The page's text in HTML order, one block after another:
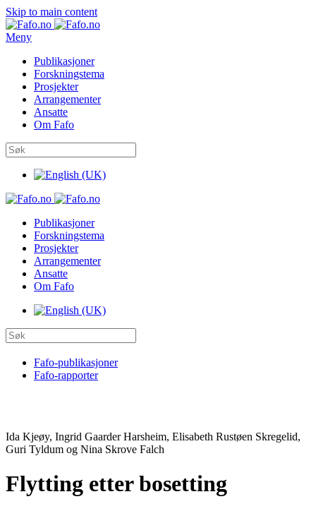
Skip to main content
Meny
Publikasjoner
Forskningstema
Prosjekter
Arrangementer
Ansatte
Om Fafo
Publikasjoner
Forskningstema
Prosjekter
Arrangementer
Ansatte
Om Fafo
Fafo-publikasjoner
Fafo-rapporter
Ida Kjeøy, Ingrid Gaarder Harsheim, Elisabeth Rustøen Skregelid,
Guri Tyldum og Nina Skrove Falch
Flytting etter bosetting